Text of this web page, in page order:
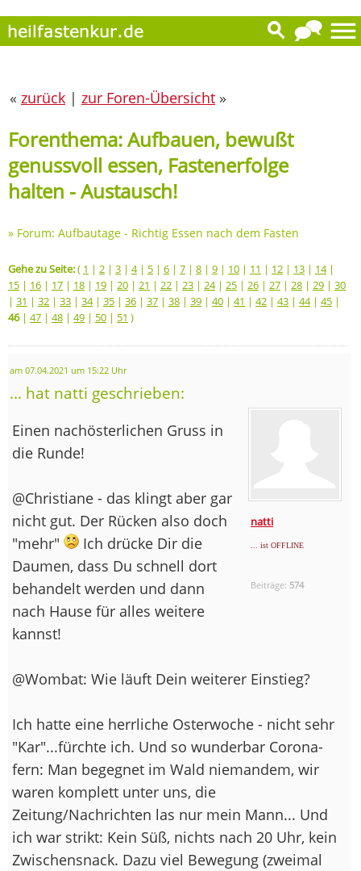
« zurück | zur Foren-Übersicht »
Forenthema: Aufbauen, bewußt
genussvoll essen, Fastenerfolge
halten - Austausch!
» Forum: Aufbautage - Richtig Essen nach dem Fasten
Gehe zu Seite:( 1 | 2 | 3 | 4| 5 | 6 | 7 | 8 | 9 | 10 | 11 | 12 | 13 | 14|
15 | 16 | 17 | 18 | 19 | 20 | 21 | 22 | 23 | 24| 25 | 26 | 27 | 28 | 29 | 30
| 31 | 32 | 33 | 34| 35 | 36 | 37 | 38 | 39 | 40 | 41 | 42 | 43 | 44| 45 |
46| 47 | 48 | 49 | 50 | 51 )
am 07.04.2021 um 15:22 Uhr
... hat natti geschrieben:
natti
... ist OFFLINE
Beiträge: 574
Einen nachösterlichen Gruss in
die Runde!
@Christiane - das klingt aber gar
nicht gut. Der Rücken also doch
"mehr"
Ich drücke Dir die
Daumen, dass Du schnell dort
behandelt werden und dann
nach Hause für alles weitere
kannst!
@Wombat: Wie läuft Dein weiterer Einstieg?
Ich hatte eine herrliche Osterwoche - nicht sehr
"Kar"...fürchte ich. Und so wunderbar Corona-
fern: Man begegnet im Wald niemandem, wir
waren komplett unter uns, die
Zeitung/Nachrichten las nur mein Mann... Und
ich war strikt: Kein Süß, nichts nach 20 Uhr, kein
Zwischensnack. Dazu viel Bewegung (zweimal